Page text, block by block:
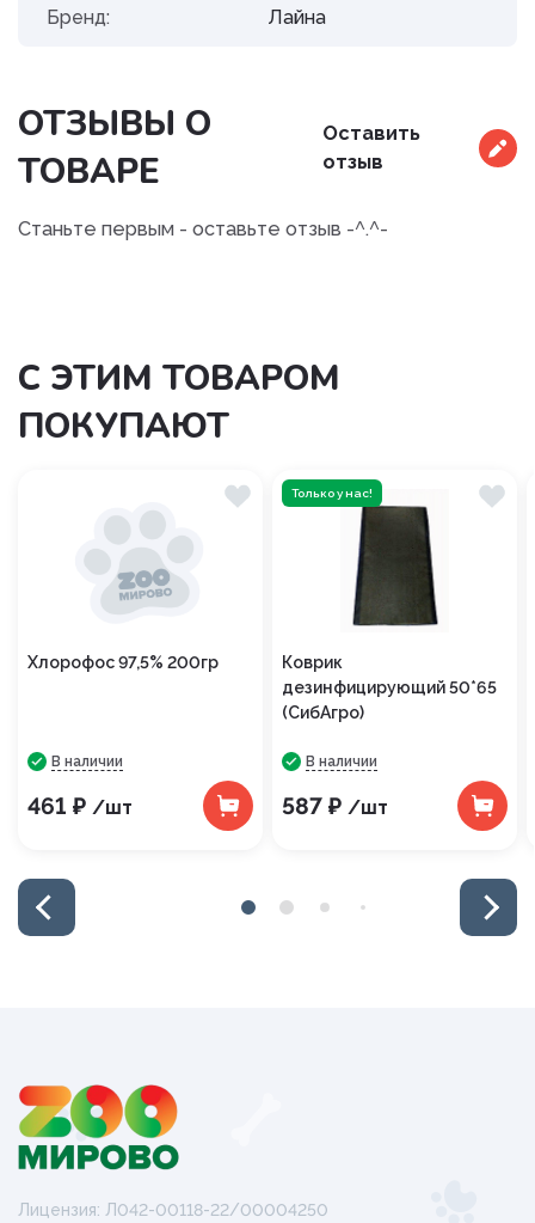
Бренд: Лайна
ОТЗЫВЫ О
ТОВАРЕ
Оставить
отзыв
Станьте первым - оставьте отзыв -^.^-
С ЭТИМ ТОВАРОМ
ПОКУПАЮТ
Хлорофос 97,5% 200гр
В наличии
461 ₽ /шт
Коврик
дезинфицирующий 50*65
(СибАгро)
В наличии
587 ₽ /шт
Только у нас!
Лицензия: Л042-00118-22/00004250